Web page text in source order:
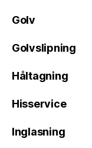
Golv
Golvslipning
Håltagning
Hisservice
Inglasning